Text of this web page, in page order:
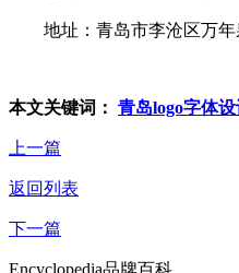
地址：青岛市李沧区万年
本文关键词： 青岛logo字体
上一篇
返回列表
下一篇
Encyclopedia品牌百科